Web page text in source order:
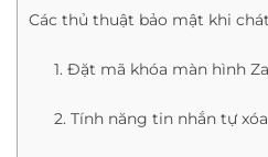
Các thủ thuật bảo mật khi
1. Đặt mã khóa màn hình
2. Tính năng tin nhắn tự xóa